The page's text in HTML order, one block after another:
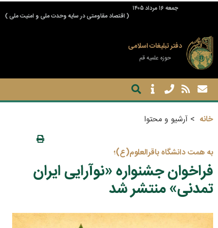
جمعه ۱۶ مرداد ۱۴۰۵
( اقتصاد مقاومتی در سایه وحدت ملی و امنیت ملی )
دفتر تبلیغات اسلامی
حوزه علمیه قم
خانه آرشیو و محتوا
به همت دانشگاه باقرالعلوم(ع)؛
فراخوان جشنواره «نوآرایی ایران
تمدنی» منتشر شد